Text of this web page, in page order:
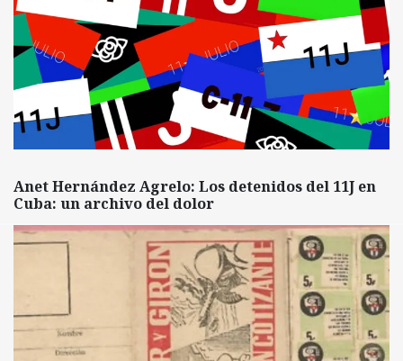
Anet Hernández Agrelo: Los detenidos del 11J en
Cuba: un archivo del dolor